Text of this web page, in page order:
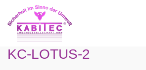
KC-LOTUS-2